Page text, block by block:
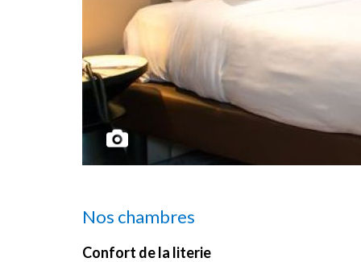
Nos chambres
Confort de la literie